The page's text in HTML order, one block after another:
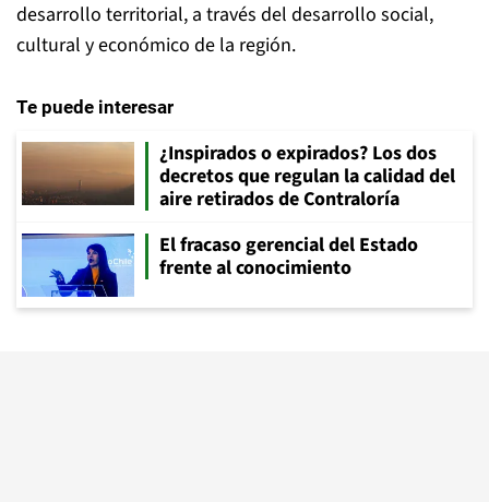
desarrollo territorial, a través del desarrollo social,
cultural y económico de la región.
Te puede interesar
¿Inspirados o expirados? Los dos
decretos que regulan la calidad del
aire retirados de Contraloría
El fracaso gerencial del Estado
frente al conocimiento